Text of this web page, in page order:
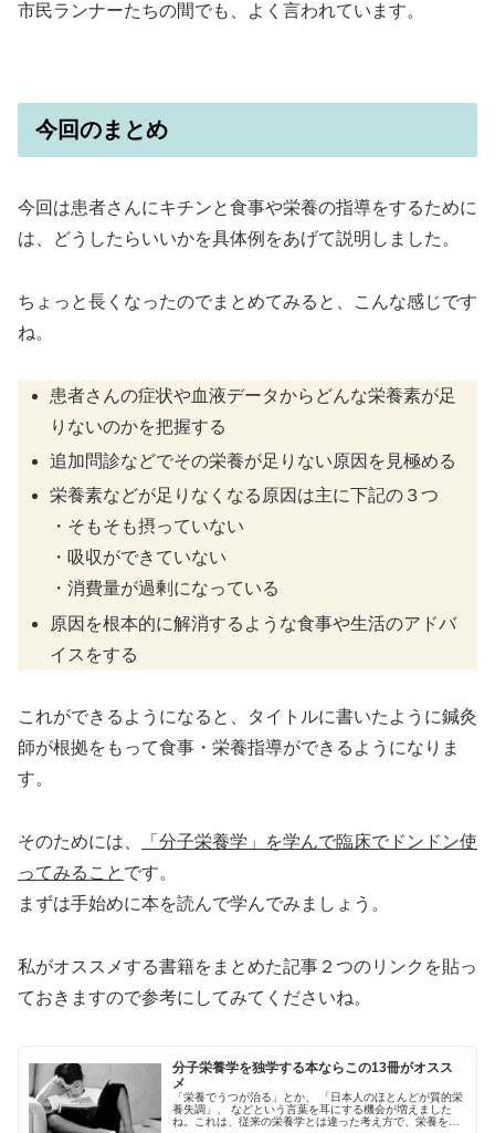
市民ランナーたちの間でも、よく言われています。
今回のまとめ
今回は患者さんにキチンと食事や栄養の指導をするために
は、どうしたらいいかを具体例をあげて説明しました。
ちょっと長くなったのでまとめてみると、こんな感じです
ね。
患者さんの症状や血液データからどんな栄養素が足
りないのかを把握する
追加問診などでその栄養が足りない原因を見極める
栄養素などが足りなくなる原因は主に下記の３つ
・そもそも摂っていない
・吸収ができていない
・消費量が過剰になっている
原因を根本的に解消するような食事や生活のアドバ
イスをする
これができるようになると、タイトルに書いたように鍼灸
師が根拠をもって食事・栄養指導ができるようになりま
す。
そのためには、
「分子栄養学」を学んで臨床でドンドン使
ってみること です。
まずは手始めに本を読んで学んでみましょう。
私がオススメする書籍をまとめた記事２つのリンクを貼っ
ておきますので参考にしてみてくださいね。
分子栄養学を独学する本ならこの13冊がオスス
メ
「栄養でうつが治る」とか、 「日本人のほとんどが質的栄
養失調」、 などという言葉を耳にする機会が増えました
ね。これは、従来の栄養学とは違った考え方で、栄養を見